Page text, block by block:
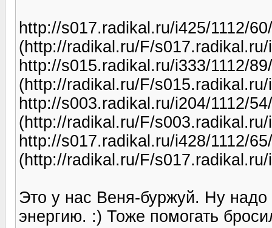
http://s017.radikal.ru/i425/1112/
(http://radikal.ru/F/
http://s015.radikal.ru/i333/1112/
(http://radikal.ru/F/
http://s003.radikal.ru/i204/1112/
(http://radikal.ru/F/
http://s017.radikal.ru/i428/1112/
(http://radikal.ru/F/
Это у нас Веня-буржуй. Ну надо
энергию. :) Тоже помогать